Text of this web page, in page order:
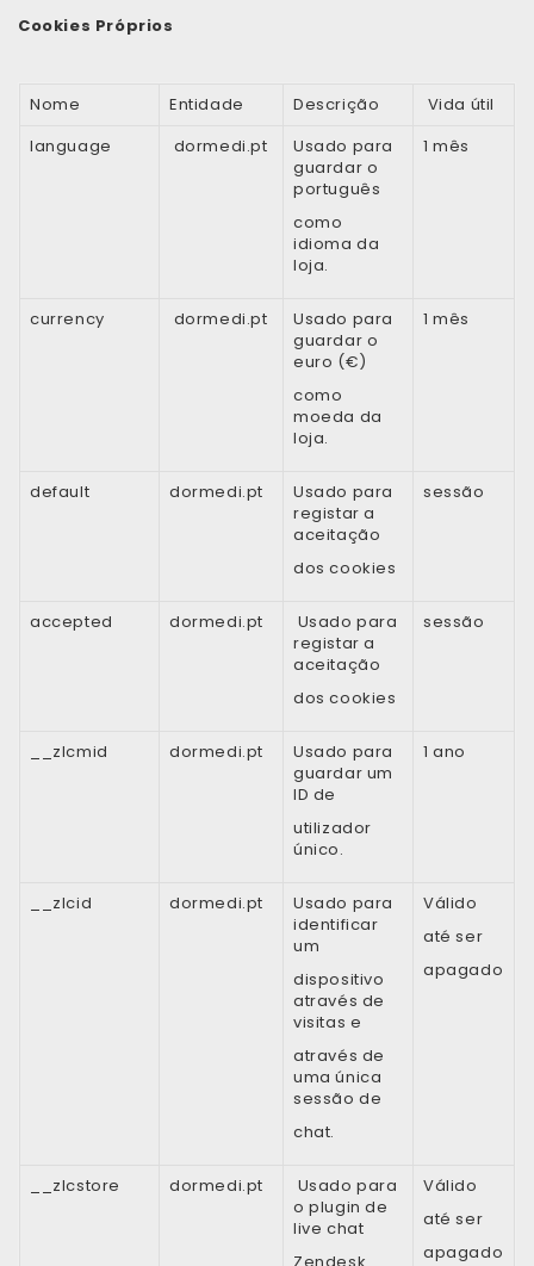
Cookies Próprios
Nome Entidade Descrição
Vida útil
language
dormedi.pt
Usado para
guardar o
português
como
idioma da
loja.
1 mês
currency dormedi.pt
Usado para
guardar o
euro (€)
como
moeda da
loja.
1 mês
default dormedi.pt
Usado para
registar a
aceitação
dos cookies
sessão
accepted dormedi.pt
Usado para
registar a
aceitação
dos cookies
sessão
__zlcmid dormedi.pt
Usado para
guardar um
ID de
utilizador
único.
1 ano
__zlcid dormedi.pt
Usado para
identificar
um
dispositivo
através de
visitas e
através de
uma única
sessão de
chat.
Válido
até ser
apagado
__zlcstore dormedi.pt
Usado para
o plugin de
live chat
Válido
até ser
apagado